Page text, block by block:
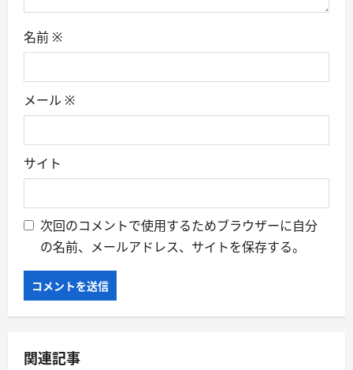
名前 ※
メール ※
サイト
次回のコメントで使用するためブラウザーに自分
の名前、メールアドレス、サイトを保存する。
関連記事